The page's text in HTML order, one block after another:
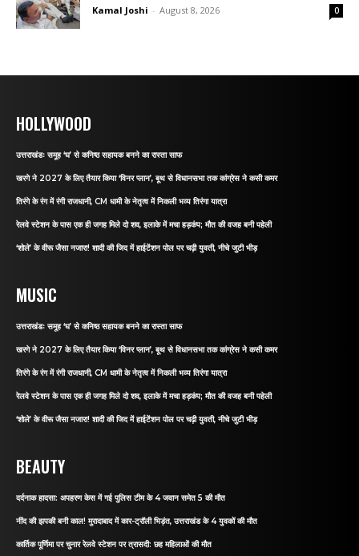
Kamal Joshi - August 8, 2026 0
HOLLYWOOD
उत्तराखंडः समूह ‘घ’ से कनिष्ठ सहायक बनने का रास्ता साफ
खरगे ने 2027 के लिए तैयार किया ‘विनर प्लान’, बूथ से विधानसभा तक कांग्रेस ने कसी कमर
तिरंगे के रंग में रंगी राजधानी, CM धामी के नेतृत्व में निकली भव्य तिरंगा यात्रा
रेलवे स्टेशन के पास एक ही जगह मिले दो शव, इलाके में मचा हड़कंप; मौत की वजह बनी पहेली
‘शोले’ के वीरू जैसा नजारा! शादी की जिद में हाईटेंशन पोल पर चढ़ी युवती, नीचे जुटी भीड़
MUSIC
उत्तराखंडः समूह ‘घ’ से कनिष्ठ सहायक बनने का रास्ता साफ
खरगे ने 2027 के लिए तैयार किया ‘विनर प्लान’, बूथ से विधानसभा तक कांग्रेस ने कसी कमर
तिरंगे के रंग में रंगी राजधानी, CM धामी के नेतृत्व में निकली भव्य तिरंगा यात्रा
रेलवे स्टेशन के पास एक ही जगह मिले दो शव, इलाके में मचा हड़कंप; मौत की वजह बनी पहेली
‘शोले’ के वीरू जैसा नजारा! शादी की जिद में हाईटेंशन पोल पर चढ़ी युवती, नीचे जुटी भीड़
BEAUTY
दर्दनाक हादसा: अपहरण केस में गई पुलिस टीम के 4 जवान समेत 5 की मौत
नींद की झपकी बनी काल! मुरादाबाद में कार-ट्रॉली भिड़ंत, उत्तराखंड के 4 युवकों की मौत
कार्तिक पूर्णिमा पर चुनार रेलवे स्टेशन पर त्रासदी: छह महिलाओं की मौत